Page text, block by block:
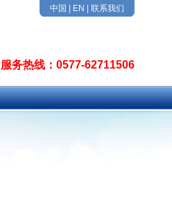
中国 EN 联系我们
服务热线：0577-62711506